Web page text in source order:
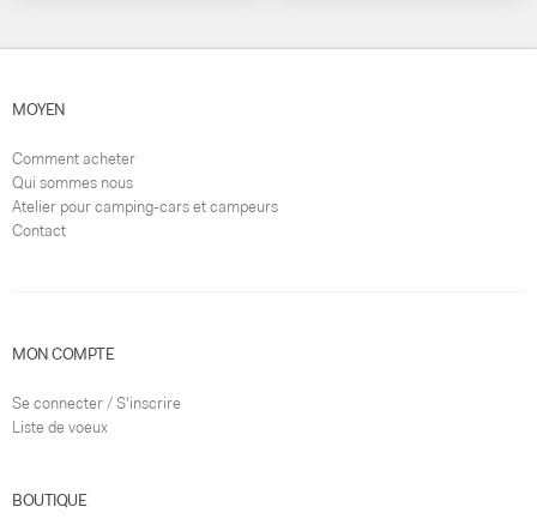
MOYEN
Comment acheter
Qui sommes nous
Atelier pour camping-cars et campeurs
Contact
MON COMPTE
Se connecter / S'inscrire
Liste de voeux
BOUTIQUE